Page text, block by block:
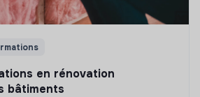
en rénovation
bâtiments